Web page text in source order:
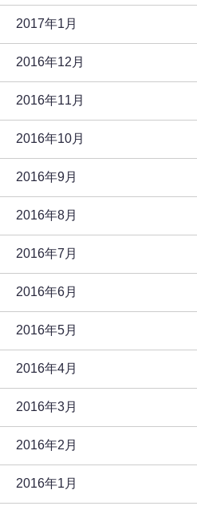
2017年1月
2016年12月
2016年11月
2016年10月
2016年9月
2016年8月
2016年7月
2016年6月
2016年5月
2016年4月
2016年3月
2016年2月
2016年1月